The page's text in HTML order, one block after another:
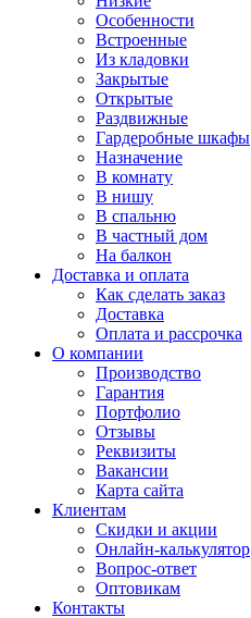
Особенности
Встроенные
Из кладовки
Закрытые
Открытые
Раздвижные
Гардеробные шкафы
Назначение
В комнату
В нишу
В спальню
В частный дом
На балкон
Доставка и оплата
Как сделать заказ
Доставка
Оплата и рассрочка
О компании
Производство
Гарантия
Портфолио
Отзывы
Реквизиты
Вакансии
Карта сайта
Клиентам
Скидки и акции
Онлайн-калькулятор
Вопрос-ответ
Оптовикам
Контакты